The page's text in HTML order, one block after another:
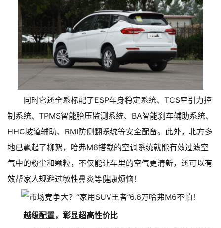
同时它还全系标配了ESP车身稳定系统、TCS牵引力控
制系统、TPMS智能胎压监测系统、BA智能刹车辅助系统、
HHC坡道辅助、RMI防侧翻系统等安全配备。此外，北方多
地已飘起了柳絮，哈弗M6搭载的空调系统就能有效过滤空
气中的粉尘和颗粒，不仅能让车里的空气更清新，还可以有
效帮家人规避过敏性鼻炎等健康烦恼！
越级配置，彰显超高性价比